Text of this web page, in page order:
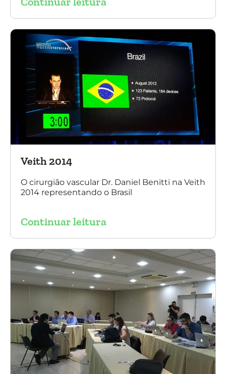
Veith 2014
O cirurgião vascular Dr. Daniel Benitti na Veith
2014 representando o Brasil
Continuar leitura